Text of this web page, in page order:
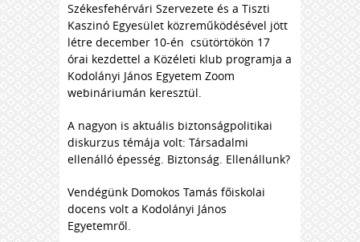
Székesfehérvári Szervezete és a Tiszti
Kaszinó Egyesület közreműködésével jött
létre december 10-én csütörtökön 17
órai kezdettel a Közéleti klub programja a
Kodolányi János Egyetem Zoom
webináriumán keresztül.
A nagyon is aktuális biztonságpolitikai
diskurzus témája volt: Társadalmi
ellenálló épesség. Biztonság. Ellenállunk?
Vendégünk Domokos Tamás főiskolai
docens volt a Kodolányi János
Egyetemről.